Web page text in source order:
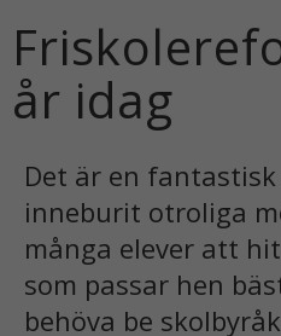
år idag
Det är en
inneburit otroliga
många elever att
som passar hen
behöva be